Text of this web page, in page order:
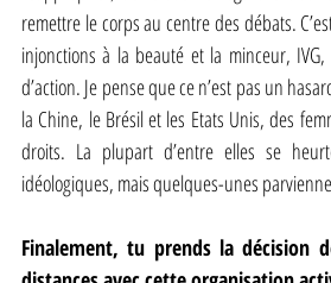
remettre le corps au centre des débats.
injonctions à la beauté et la minceur,
d’action. Je pense que ce n’est pas un
la Chine, le Brésil et les Etats Unis, des
droits. La plupart d’entre elles se
idéologiques, mais quelques-unes
Finalement, tu prends la décision